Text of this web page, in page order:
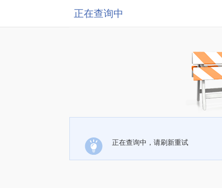
正在查询中
正在查询中，请刷新重试